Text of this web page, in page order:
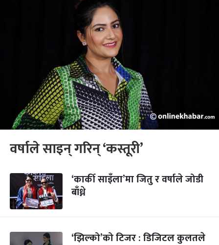
वर्षाले साइन् गरिन् ‘कस्तूरी’
‘कार्की साइँला’मा जितु र वर्षाले जोडी
बाँध्ने
‘झिल्को’को टिजर : डिजिटल कुलतले